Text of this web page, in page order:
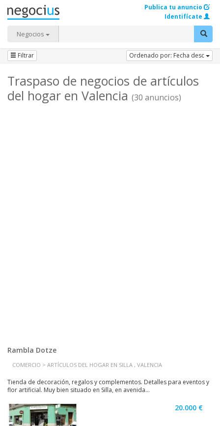
Negocios
Publica tu anuncio
Identifícate
Filtrar Ordenado por: Fecha desc
Traspaso de negocios de artículos
del hogar en Valencia (30 anuncios)
Rambla Dotze
COMERCIO > ARTÍCULOS DEL HOGAR EN SILLA , VALENCIA
Tienda de decoración, regalos y complementos. Detalles para eventos y
flor artificial. Muy bien situado en Silla, en avenida...
20.000 €